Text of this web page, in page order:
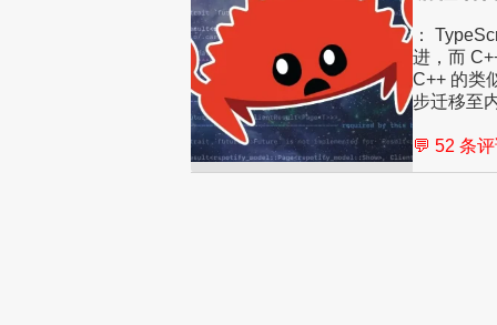
：
进，而
C++ 的类
步迁移至
💬 52 条